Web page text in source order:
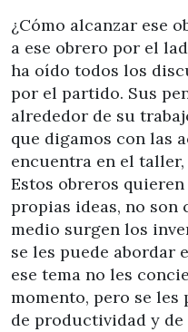
¿Cómo alcanzar ese
a ese obrero por el
ha oído todos los
por el partido. Sus
alrededor de su
que digamos con las
encuentra en el
Estos obreros
propias ideas, no son
medio surgen los
se les puede abordar
ese tema no les
momento, pero se les
de productividad y de